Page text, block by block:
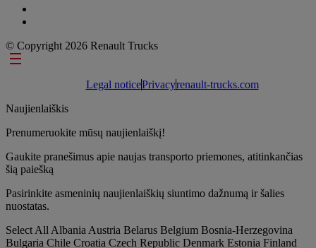
© Copyright 2026 Renault Trucks
Footer links
Legal noticePrivacyrenault-trucks.com
Naujienlaiškis
Prenumeruokite mūsų naujienlaiškį!
Gaukite pranešimus apie naujas transporto priemones, atitinkančias
šią paiešką
Pasirinkite asmeninių naujienlaiškių siuntimo dažnumą ir šalies
nuostatas.
Select All Albania Austria Belarus Belgium Bosnia-Herzegovina
Bulgaria Chile Croatia Czech Republic Denmark Estonia Finland